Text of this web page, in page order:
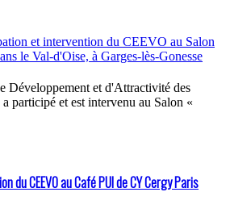
Développement et d'Attractivité des
participé et est intervenu au Salon «
du CEEVO au Café PUI de CY Cergy Paris